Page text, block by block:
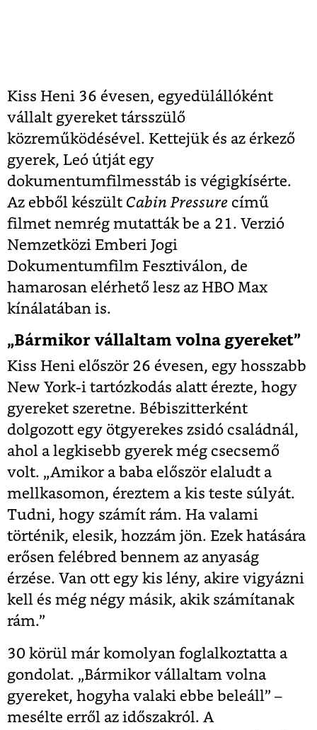
Kiss Heni 36 évesen, egyedülállóként
vállalt gyereket társszülő
közreműködésével. Kettejük és az érkező
gyerek, Leó útját egy
dokumentumfilmesstáb is végigkísérte.
Az ebből készült Cabin Pressure című
filmet nemrég mutatták be a 21. Verzió
Nemzetközi Emberi Jogi
Dokumentumfilm Fesztiválon, de
hamarosan elérhető lesz az HBO Max
kínálatában is.
„Bármikor vállaltam volna gyereket”
Kiss Heni először 26 évesen, egy hosszabb
New York-i tartózkodás alatt érezte, hogy
gyereket szeretne. Bébiszitterként
dolgozott egy ötgyerekes zsidó családnál,
ahol a legkisebb gyerek még csecsemő
volt. „Amikor a baba először elaludt a
mellkasomon, éreztem a kis teste súlyát.
Tudni, hogy számít rám. Ha valami
történik, elesik, hozzám jön. Ezek hatására
erősen felébred bennem az anyaság
érzése. Van ott egy kis lény, akire vigyázni
kell és még négy másik, akik számítanak
rám.”
30 körül már komolyan foglalkoztatta a
gondolat. „Bármikor vállaltam volna
gyereket, hogyha valaki ebbe beleáll” –
mesélte erről az időszakról. A